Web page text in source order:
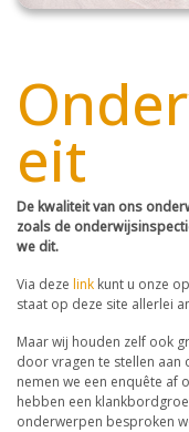
eit
De kwaliteit van ons
zoals de
we dit.
Via deze link kunt u onze
staat op deze site allerlei
Maar wij houden zelf ook
door vragen te stellen aan
nemen we een enquête af
hebben een
onderwerpen besproken